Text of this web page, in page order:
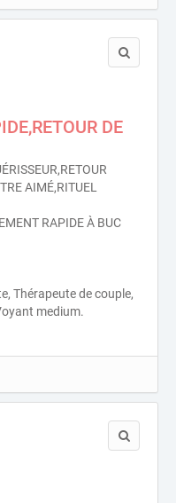
DE
AIMÉ,RITUEL
RAPIDE À BUC
Thérapeute de couple,
medium.